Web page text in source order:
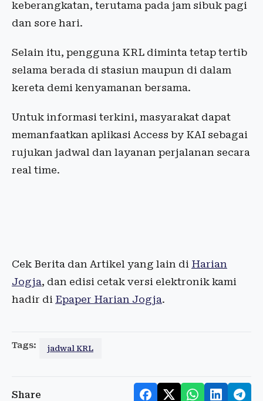
keberangkatan, terutama pada jam sibuk pagi
dan sore hari.
Selain itu, pengguna KRL diminta tetap tertib
selama berada di stasiun maupun di dalam
kereta demi kenyamanan bersama.
Untuk informasi terkini, masyarakat dapat
memanfaatkan aplikasi Access by KAI sebagai
rujukan jadwal dan layanan perjalanan secara
real time.
Cek Berita dan Artikel yang lain di Harian
Jogja, dan edisi cetak versi elektronik kami
hadir di Epaper Harian Jogja.
Tags: jadwal KRL
Share